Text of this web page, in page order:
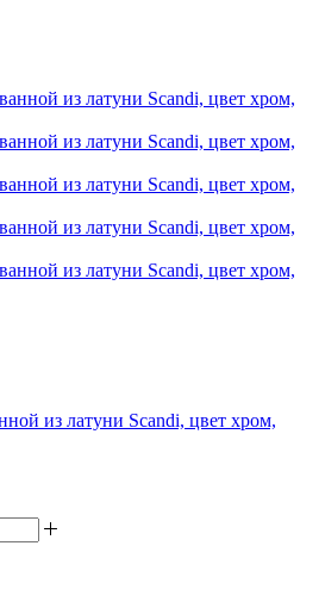
из латуни Scandi, цвет хром,